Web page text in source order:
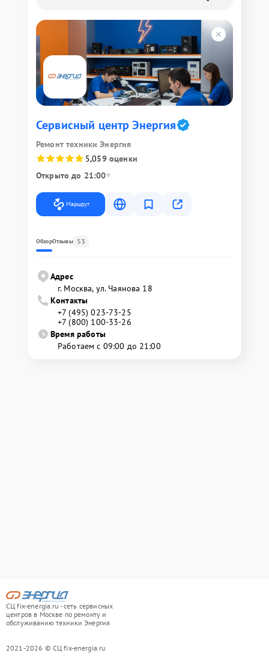
Сервисный центр Энергия
Ремонт техники Энергия
5,059 оценки
Открыто до 21:00
Маршрут
ОбзорОтзывы 53
Адрес
г. Москва, ул. Чаянова 18
Контакты
+7 (495) 023-73-25
+7 (800) 100-33-26
Время работы
Работаем с 09:00 до 21:00
СЦ fix-energia.ru - сеть сервисных
центров в Москве по ремонту и
обслуживанию техники Энергия
2021-2026 © СЦ fix-energia.ru